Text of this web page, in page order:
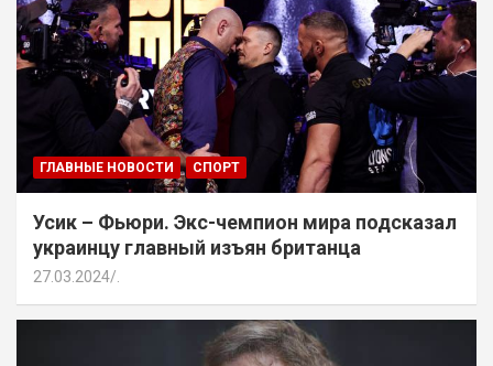
ГЛАВНЫЕ НОВОСТИ СПОРТ
Усик – Фьюри. Экс-чемпион мира подсказал
украинцу главный изъян британца
27.03.2024 .